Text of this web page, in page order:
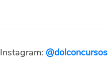
Instagram: @dolconcursos